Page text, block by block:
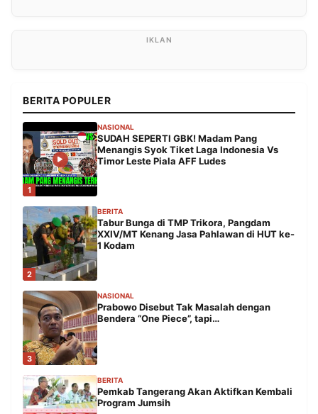
BERITA POPULER
1
NASIONAL
SUDAH SEPERTI GBK! Madam Pang
Menangis Syok Tiket Laga Indonesia Vs
Timor Leste Piala AFF Ludes
2
BERITA
Tabur Bunga di TMP Trikora, Pangdam
XXIV/MT Kenang Jasa Pahlawan di HUT ke-
1 Kodam
3
NASIONAL
Prabowo Disebut Tak Masalah dengan
Bendera “One Piece”, tapi…
BERITA
Pemkab Tangerang Akan Aktifkan Kembali
Program Jumsih